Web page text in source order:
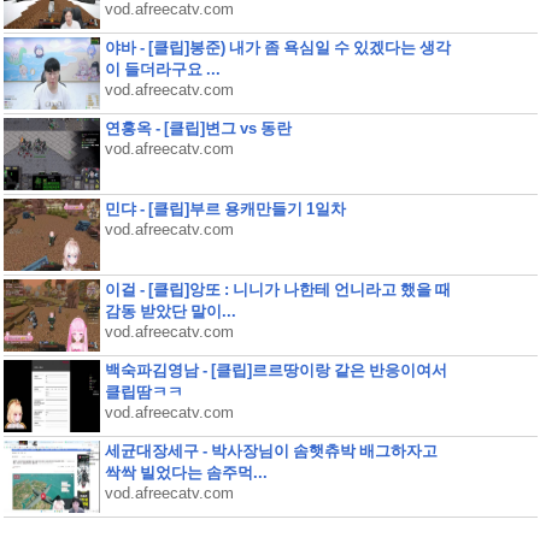
vod.afreecatv.com
야바 - [클립]봉준) 내가 좀 욕심일 수 있겠다는 생각
이 들더라구요 ...
vod.afreecatv.com
연홍옥 - [클립]변그 vs 동란
vod.afreecatv.com
민댜 - [클립]부르 용캐만들기 1일차
vod.afreecatv.com
이걸 - [클립]앙또 : 니니가 나한테 언니라고 했을 때
감동 받았단 말이...
vod.afreecatv.com
백숙파김영남 - [클립]르르땅이랑 같은 반응이여서
클립땀ㅋㅋ
vod.afreecatv.com
세균대장세구 - 박사장님이 솜햇츄박 배그하자고
싹싹 빌었다는 솜주먹...
vod.afreecatv.com